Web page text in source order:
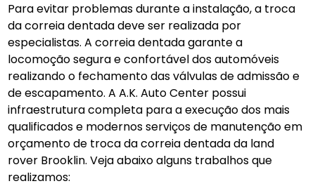
Para evitar problemas durante a instalação, a troca
da correia dentada deve ser realizada por
especialistas. A correia dentada garante a
locomoção segura e confortável dos automóveis
realizando o fechamento das válvulas de admissão e
de escapamento. A A.K. Auto Center possui
infraestrutura completa para a execução dos mais
qualificados e modernos serviços de manutenção em
orçamento de troca da correia dentada da land
rover Brooklin. Veja abaixo alguns trabalhos que
realizamos: